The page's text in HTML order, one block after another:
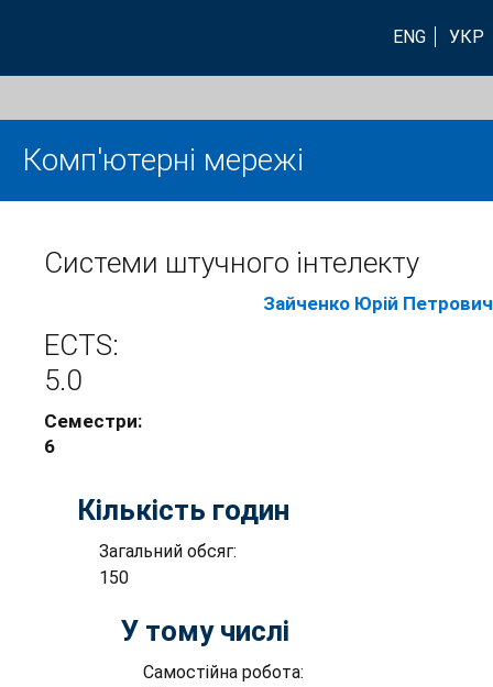
ENG УКР
Комп'ютерні мережі
Системи штучного інтелекту
Зайченко Юрій Петрович
ECTS:
5.0
Семестри:
6
Кількість годин
Загальний обсяг:
150
У тому числі
Самостійна робота: